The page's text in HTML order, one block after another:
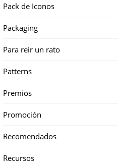
Pack de Iconos
Packaging
Para reir un rato
Patterns
Premios
Promoción
Recomendados
Recursos